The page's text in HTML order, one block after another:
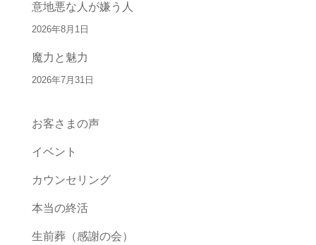
意地悪な人が嫌う人
2026年8月1日
魔力と魅力
2026年7月31日
お客さまの声
イベント
カウンセリング
本当の終活
生前葬（感謝の会）